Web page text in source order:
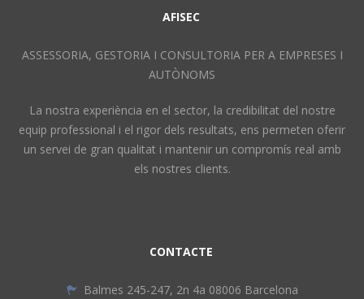
AFISEC
ASSESSORIA, GESTORIA I CONSULTORIA PER A EMPRESES I
AUTÒNOMS
La nostra experiència en el sector, la credibilitat del nostre
equip professional i el rigor dels resultats, ens permeten oferir
un servei de gran qualitat i mantenir un compromís real amb
els nostres clients.
CONTACTE
Balmes 245-247, 2n 4a 08006 Barcelona